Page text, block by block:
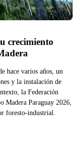
crecimiento
hace varios años, un
y la instalación de
la Federación
Madera Paraguay 2026,
foresto-industrial.